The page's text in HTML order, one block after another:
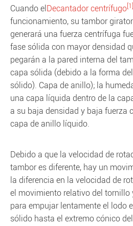
Cuando el Decantador centrífugo [1]
funcionamiento, su tambor
generará una fuerza centrífuga
fase sólida con mayor densidad
pegarán a la pared interna del
capa sólida (debido a la forma
sólido). Capa de anillo); la
una capa líquida dentro de la
a su baja densidad y baja fuerza
capa de anillo líquido.
Debido a que la velocidad de
tambor es diferente, hay un
la diferencia en la velocidad de
el movimiento relativo del tornillo
para empujar lentamente el lodo
sólido hasta el extremo cónico